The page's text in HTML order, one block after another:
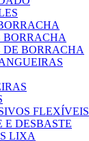
BORRACHA
DE BORRACHA
FLEXÍVEIS
E DESBASTE
LIXA